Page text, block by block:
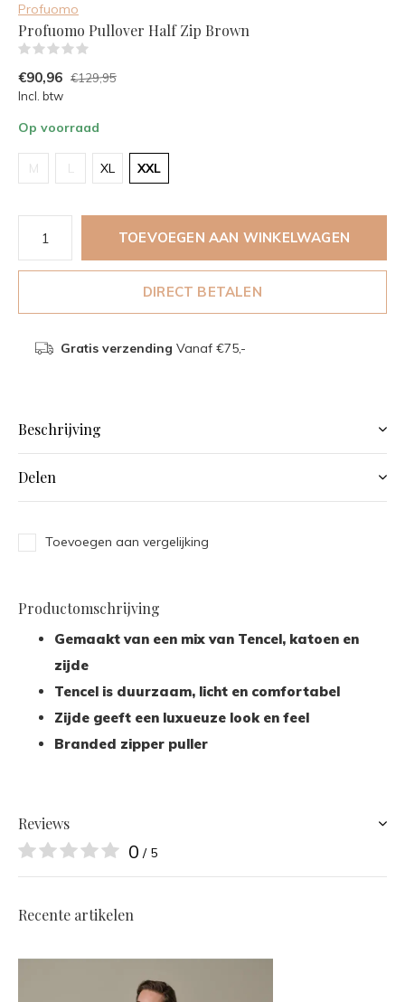
Profuomo
Profuomo Pullover Half Zip Brown
€90,96 €129,95
Incl. btw
Op voorraad
M L XL XXL
TOEVOEGEN AAN WINKELWAGEN
DIRECT BETALEN
Gratis verzending Vanaf €75,-
Beschrijving
Delen
Toevoegen aan vergelijking
Productomschrijving
Gemaakt van een mix van Tencel, katoen en
zijde
Tencel is duurzaam, licht en comfortabel
Zijde geeft een luxueuze look en feel
Branded zipper puller
Reviews
0 / 5
Recente artikelen